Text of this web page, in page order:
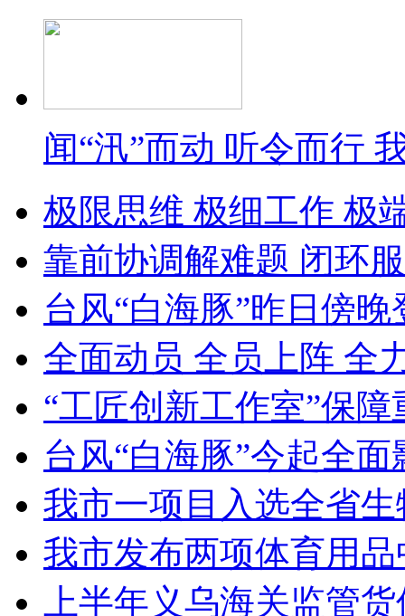
闻“汛”而动 听令而行
极限思维 极细工作 极
靠前协调解难题 闭环
台风“白海豚”昨日傍
全面动员 全员上阵 全
“工匠创新工作室”保
台风“白海豚”今起全面
我市一项目入选全省
我市发布两项体育用
上半年义乌海关监管